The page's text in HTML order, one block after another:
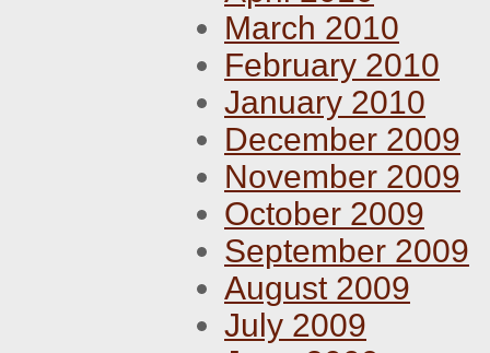
March 2010
February 2010
January 2010
December 2009
November 2009
October 2009
September 2009
August 2009
July 2009